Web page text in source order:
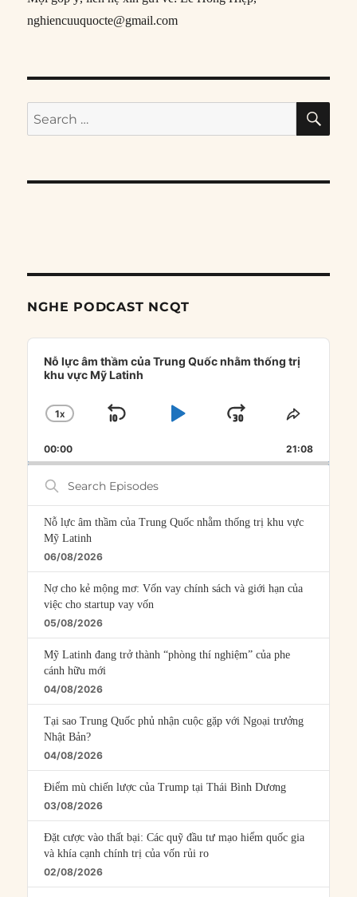
nghiencuuquocte@gmail.com
Search
for:
NGHE PODCAST NCQT
Audio
Player
Nỗ lực âm thầm của Trung Quốc nhằm thống trị
khu vực Mỹ Latinh
CHANGE
RATE
1X
SKIP
PLAYJUMP
FORWARD
SHARE
00:00 21:08
Search
Episodes
Nỗ lực âm thầm của Trung Quốc nhằm thống trị khu vực
Mỹ Latinh
06/08/2026
Nợ cho kẻ mộng mơ: Vốn vay chính sách và giới hạn của
việc cho startup vay vốn
05/08/2026
Mỹ Latinh đang trở thành “phòng thí nghiệm” của phe
cánh hữu mới
04/08/2026
Tại sao Trung Quốc phủ nhận cuộc gặp với Ngoại trưởng
Nhật Bản?
04/08/2026
Điểm mù chiến lược của Trump tại Thái Bình Dương
03/08/2026
Đặt cược vào thất bại: Các quỹ đầu tư mạo hiểm quốc gia
và khía cạnh chính trị của vốn rủi ro
02/08/2026